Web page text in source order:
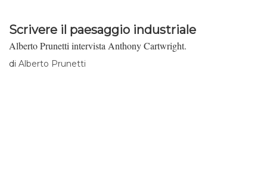
Scrivere il paesaggio industriale
Alberto Prunetti intervista Anthony Cartwright.
di Alberto Prunetti